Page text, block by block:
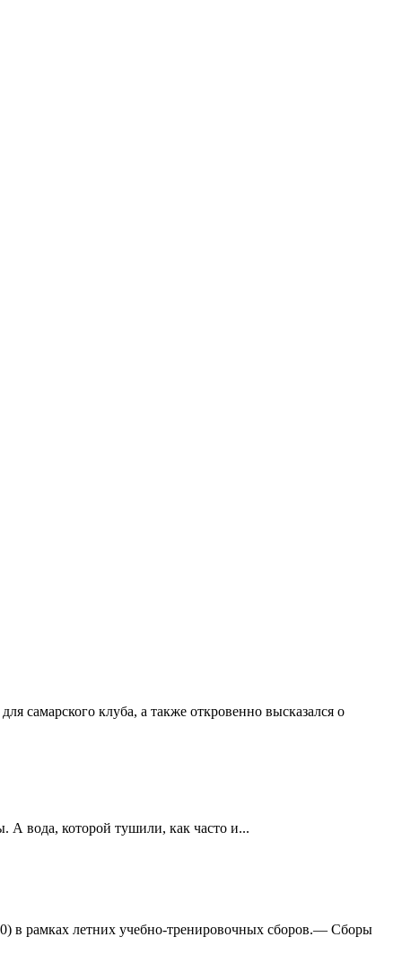
самарского клуба, а также откровенно высказался о
вода, которой тушили, как часто и...
в рамках летних учебно-тренировочных сборов.— Сборы